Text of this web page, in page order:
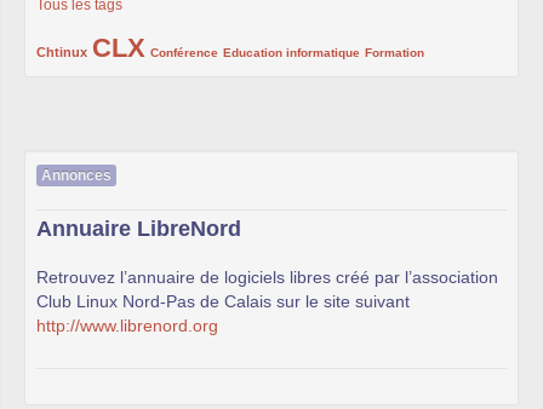
Tous les tags
Chtinux
222/1002CLX
1002/1002 Conférence
132/1002 Education informatique
119/1002 Formation
168/1002
Annonces
Annuaire LibreNord
Retrouvez l’annuaire de logiciels libres créé par l’association
Club Linux Nord-Pas de Calais sur le site suivant
http://www.librenord.org